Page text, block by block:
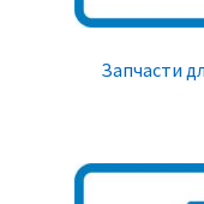
Запчасти